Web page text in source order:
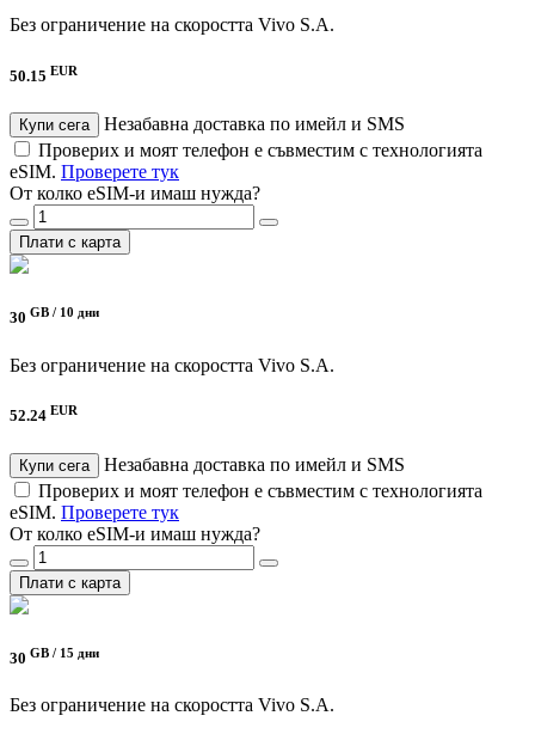
Без ограничение на скоростта Vivo S.A.
50.15 EUR
Купи сега
Незабавна доставка по имейл и SMS
Проверих и моят телефон е съвместим с технологията
eSIM. Проверете тук
От колко eSIM-и имаш нужда?
Плати с карта
30 GB / 10 дни
Без ограничение на скоростта Vivo S.A.
52.24 EUR
Купи сега
Незабавна доставка по имейл и SMS
Проверих и моят телефон е съвместим с технологията
eSIM. Проверете тук
От колко eSIM-и имаш нужда?
Плати с карта
30 GB / 15 дни
Без ограничение на скоростта Vivo S.A.